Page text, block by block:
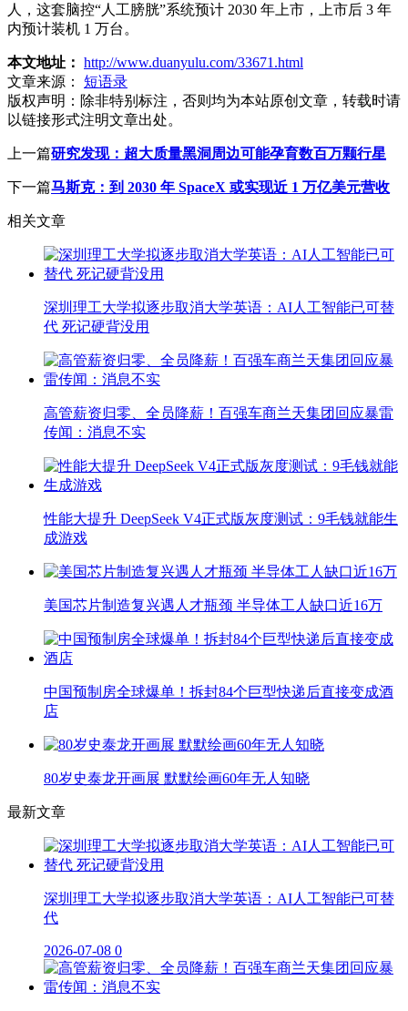
人，这套脑控“人工膀胱”系统预计 2030 年上市，上市后 3 年
内预计装机 1 万台。
本文地址： http://www.duanyulu.com/33671.html
文章来源：
短语录
版权声明： 除非特别标注，否则均为本站原创文章，转载时请
以链接形式注明文章出处。
上一篇研究发现：超大质量黑洞周边可能孕育数百万颗行星
下一篇马斯克：到 2030 年 SpaceX 或实现近 1 万亿美元营收
相关文章
深圳理工大学拟逐步取消大学英语：AI人工智能已可替
代 死记硬背没用
高管薪资归零、全员降薪！百强车商兰天集团回应暴雷
传闻：消息不实
性能大提升 DeepSeek V4正式版灰度测试：9毛钱就能生
成游戏
美国芯片制造复兴遇人才瓶颈 半导体工人缺口近16万
中国预制房全球爆单！拆封84个巨型快递后直接变成酒
店
80岁史泰龙开画展 默默绘画60年无人知晓
最新文章
深圳理工大学拟逐步取消大学英语：AI人工智能已可替
代
2026-07-08 0